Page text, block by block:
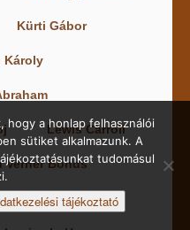
Kürti Gábor
Károly
Lewis Carroll
Verner Bonds
Rampa
hogy a honlap felhasználói
sütiket alkalmazunk. A
tudomásul
tájékoztató